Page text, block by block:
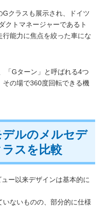
クラスも展示され、ドイツ
クトマネージャーであるト
能力に焦点を絞った車にな
「Gターン」と呼ばれる4つ
の場で360度回転できる機
ルのメルセデ
スを比較
ー以来デザインは基本的に
ないものの、部分的に仕様